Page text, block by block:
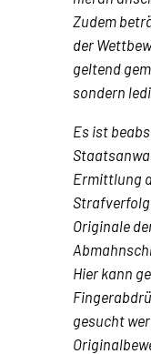
Zudem
der
geltend
sondern
Es ist
Ermittlung
Originale
Hier kann
gesucht